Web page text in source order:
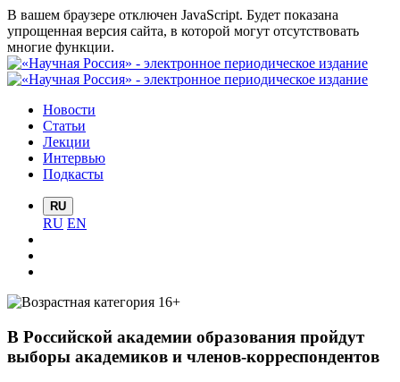
В вашем браузере отключен JavaScript. Будет показана
упрощенная версия сайта, в которой могут отсутствовать
многие функции.
Новости
Статьи
Лекции
Интервью
Подкасты
RU
RU EN
В Российской академии образования пройдут
выборы академиков и членов-корреспондентов